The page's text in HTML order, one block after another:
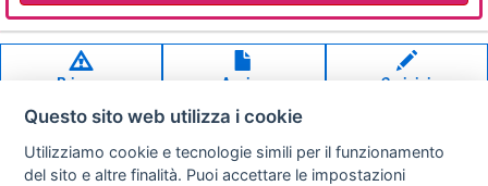
Privacy
Avviso
Scrivici
Preferenze cookie
Questo sito web utilizza i cookie
Utilizziamo cookie e tecnologie simili per il funzionamento
del sito e altre finalità. Puoi accettare le impostazioni